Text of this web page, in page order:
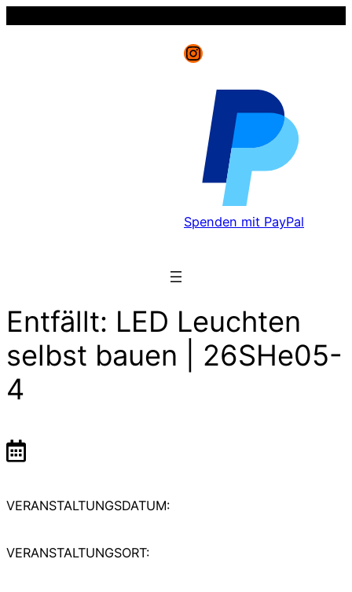
Instagram
Spenden mit PayPal
Entfällt: LED Leuchten
selbst bauen | 26SHe05-
4
VERANSTALTUNGSDATUM:
VERANSTALTUNGSORT: